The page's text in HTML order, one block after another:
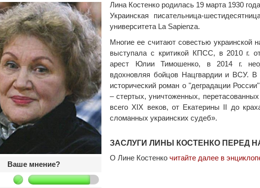
Ваше мнение?
Лина Костенко родилась 19 марта 1930
Украинская писательница-
университета La Sapienza.
Многие ее считают совестью украинской
выступала с критикой КПСС, в 2010 г.
арест Юлии Тимошенко, в 2014 г.
вдохновляя бойцов Нацгвардии и ВСУ. В
исторический роман о "деградации
– стертых, уничтоженных,
всего XIX веков, от Екатерины II до
сломанных украинских судеб».
ЗАСЛУГИ ЛИНЫ КОСТЕНКО ПЕРЕД
О Лине Костенко читайте далее в